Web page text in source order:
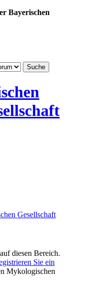
Bayerischen
Gesellschaft
diesen Bereich.
Sie ein
Mykologischen